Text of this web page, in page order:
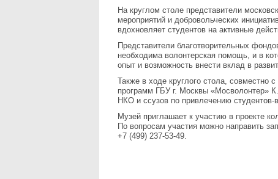
На круглом столе представители
мероприятий и добровольческих
вдохновляет студентов на активные
Представители благотворительных
необходима волонтерская помощь, и в
опыт и возможность внести вклад в
Также в ходе круглого стола, совместно
программ ГБУ г. Москвы «Мосволонтер»
НКО и ссузов по привлечению
Музей приглашает к участию в проекте
По вопросам участия можно направить
+7 (499) 237-53-49.